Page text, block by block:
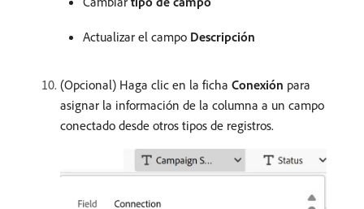
Actualizar el campo Descripción
(Opcional) Haga clic en la ficha Conexión para
asignar la información de la columna a un campo
conectado desde otros tipos de registros.